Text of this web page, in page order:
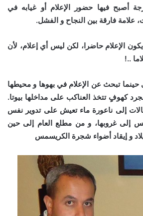
أصبح فيها حضور الإعلام أو غيابه في
علامة فارقة بين النجاح و الفشل.
الإعلام حاضرا، لكن ليس أي إعلام، لأن
..!
تبحث عن الإعلام في بهوها و محيطها
كهوفٍ تتخذ العناكب على مداخلها بيوتا.
إلى ناعورة ماء تعيش على تدوير نفس
إلى غروبها، و من مطلع العام إلى حين
و إيقاد أضواء شجرة الكريسمس